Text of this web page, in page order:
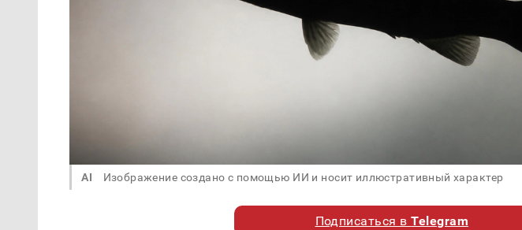
AI Изображение создано с помощью ИИ и носит иллюстративный характер
Подписаться вTelegram